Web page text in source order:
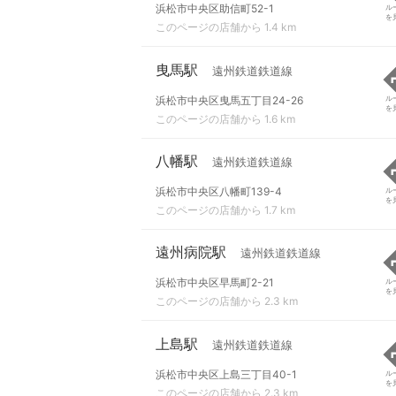
浜松市中央区助信町52-1
このページの店舗から 1.4 km
ル
を
曳馬駅 遠州鉄道鉄道線
浜松市中央区曳馬五丁目24-26
このページの店舗から 1.6 km
ル
を
八幡駅 遠州鉄道鉄道線
浜松市中央区八幡町139-4
このページの店舗から 1.7 km
ル
を
遠州病院駅 遠州鉄道鉄道線
浜松市中央区早馬町2-21
このページの店舗から 2.3 km
ル
を
上島駅 遠州鉄道鉄道線
浜松市中央区上島三丁目40-1
このページの店舗から 2.3 km
ル
を